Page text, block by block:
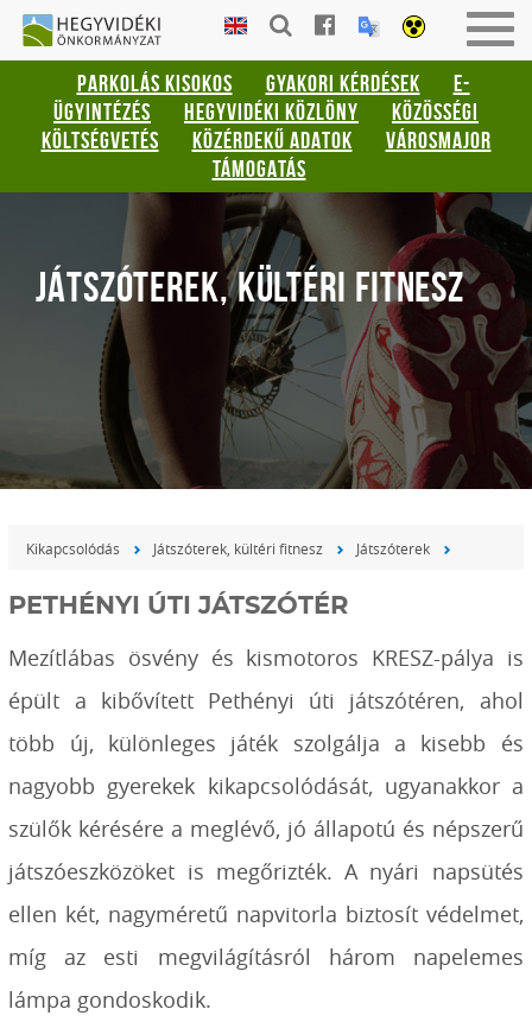
Gyorsbillentyűk
listája
Keresés:
"S"
Bejelentkezés:
HEGYVIDÉKI
ÖNKORMÁNYZAT
PARKOLÁS KISOKOS GYAKORI KÉRDÉSEK
E-
ÜGYINTÉZÉS
HEGYVIDÉKI KÖZLÖNY
KÖZÖSSÉGI
KÖLTSÉGVETÉS
KÖZÉRDEKŰ ADATOK
VÁROSMAJOR
TÁMOGATÁS
JÁTSZÓTEREK, KÜLTÉRI FITNESZ
Kikapcsolódás Játszóterek, kültéri fitnesz Játszóterek
PETHÉNYI ÚTI JÁTSZÓTÉR
Mezítlábas ösvény és kismotoros KRESZ-pálya is
épült a kibővített Pethényi úti játszótéren, ahol
több új, különleges játék szolgálja a kisebb és
nagyobb gyerekek kikapcsolódását, ugyanakkor a
szülők kérésére a meglévő, jó állapotú és népszerű
játszóeszközöket is megőrizték. A nyári napsütés
ellen két, nagyméretű napvitorla biztosít védelmet,
míg az esti megvilágításról három napelemes
lámpa gondoskodik.